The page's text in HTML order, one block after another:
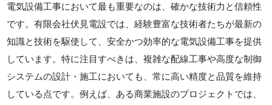
電気設備工事において最も重要なのは、確かな技術力と信頼性
です。有限会社伏見電設では、経験豊富な技術者たちが最新の
知識と技術を駆使して、安全かつ効率的な電気設備工事を提供
しています。特に注目すべきは、複雑な配線工事や高度な制御
システムの設計・施工においても、常に高い精度と品質を維持
している点です。例えば、ある商業施設のプロジェクトでは、